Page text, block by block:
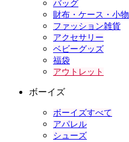
バッグ
財布・ケース・小物
ファッション雑貨
アクセサリー
ベビーグッズ
福袋
アウトレット
ボーイズ
ボーイズすべて
アパレル
シューズ